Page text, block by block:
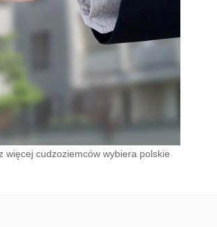
więcej cudzoziemców wybiera polskie